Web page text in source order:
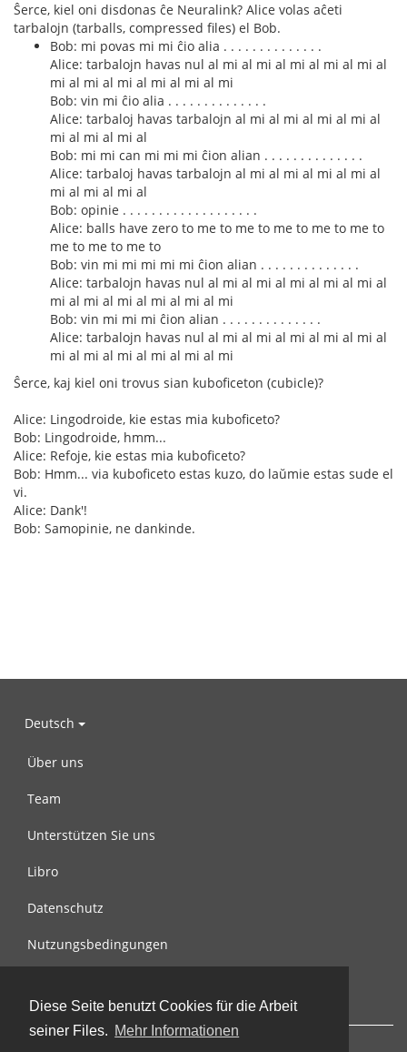
Diese Seite benutzt Cookies für die Arbeit
seiner Files. Mehr Informationen
Ŝerce, kiel oni disdonas ĉe Neuralink? Alice volas aĉeti
tarbalojn (tarballs, compressed files) el Bob.
Bob: mi povas mi mi ĉio alia . . . . . . . . . . . . . .
Alice: tarbalojn havas nul al mi al mi al mi al mi al mi al
mi al mi al mi al mi al mi al mi
Bob: vin mi ĉio alia . . . . . . . . . . . . . .
Alice: tarbaloj havas tarbalojn al mi al mi al mi al mi al
mi al mi al mi al
Bob: mi mi can mi mi mi ĉion alian . . . . . . . . . . . . . .
Alice: tarbaloj havas tarbalojn al mi al mi al mi al mi al
mi al mi al mi al
Bob: opinie . . . . . . . . . . . . . . . . . . .
Alice: balls have zero to me to me to me to me to me to
me to me to me to
Bob: vin mi mi mi mi mi ĉion alian . . . . . . . . . . . . . .
Alice: tarbalojn havas nul al mi al mi al mi al mi al mi al
mi al mi al mi al mi al mi al mi
Bob: vin mi mi mi ĉion alian . . . . . . . . . . . . . .
Alice: tarbalojn havas nul al mi al mi al mi al mi al mi al
mi al mi al mi al mi al mi al mi
Ŝerce, kaj kiel oni trovus sian kuboficeton (cubicle)?
Alice: Lingodroide, kie estas mia kuboficeto?
Bob: Lingodroide, hmm...
Alice: Refoje, kie estas mia kuboficeto?
Bob: Hmm... via kuboficeto estas kuzo, do laŭmie estas sude el
vi.
Alice: Dank'!
Bob: Samopinie, ne dankinde.
Deutsch
Über uns
Team
Unterstützen Sie uns
Libro
Datenschutz
Nutzungsbedingungen